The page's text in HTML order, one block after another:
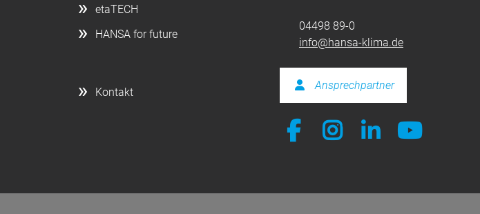
etaTECH
HANSA for future
Kontakt
04498 89-0
info@hansa-klima.de
Ansprechpartner